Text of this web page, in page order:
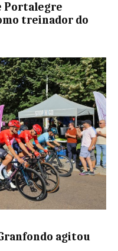
Portalegre
treinador do
agitou